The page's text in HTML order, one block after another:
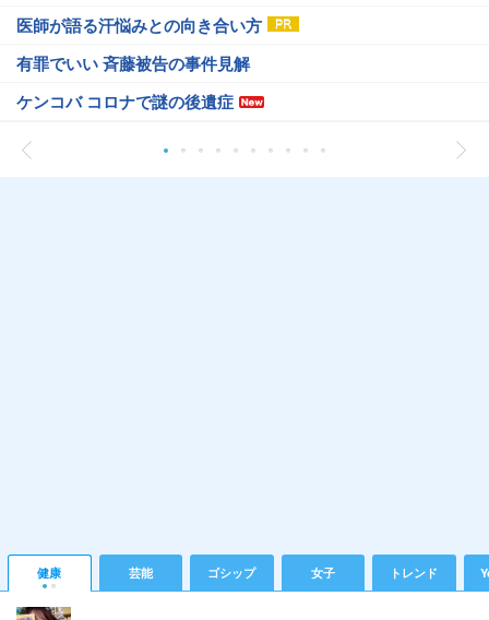
医師が語る汗悩みとの向き合い方
有罪でいい 斉藤被告の事件見解
ケンコバ コロナで謎の後遺症
健康 芸能 ゴシップ 女子 トレンド